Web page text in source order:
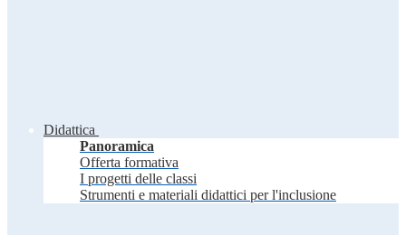
Didattica
Panoramica
Offerta formativa
I progetti delle classi
Strumenti e materiali didattici per l'inclusione